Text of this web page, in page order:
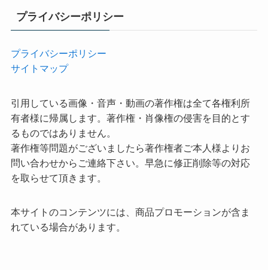
プライバシーポリシー
プライバシーポリシー
サイトマップ
引用している画像・音声・動画の著作権は全て各権利所
有者様に帰属します。著作権・肖像権の侵害を目的とす
るものではありません。
著作権等問題がございましたら著作権者ご本人様よりお
問い合わせからご連絡下さい。早急に修正削除等の対応
を取らせて頂きます。
本サイトのコンテンツには、商品プロモーションが含ま
れている場合があります。